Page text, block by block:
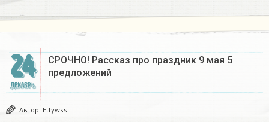
24
ДЕКАБРЬ
СРОЧНО! Рассказ про праздник 9 мая 5
предложений
Автор: Ellywss